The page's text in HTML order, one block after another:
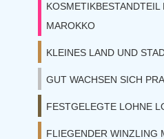
MAROKKO
KLEINES LAND UND
GUT WACHSEN SICH
FESTGELEGTE LOHNE
FLIEGENDER WINZLING